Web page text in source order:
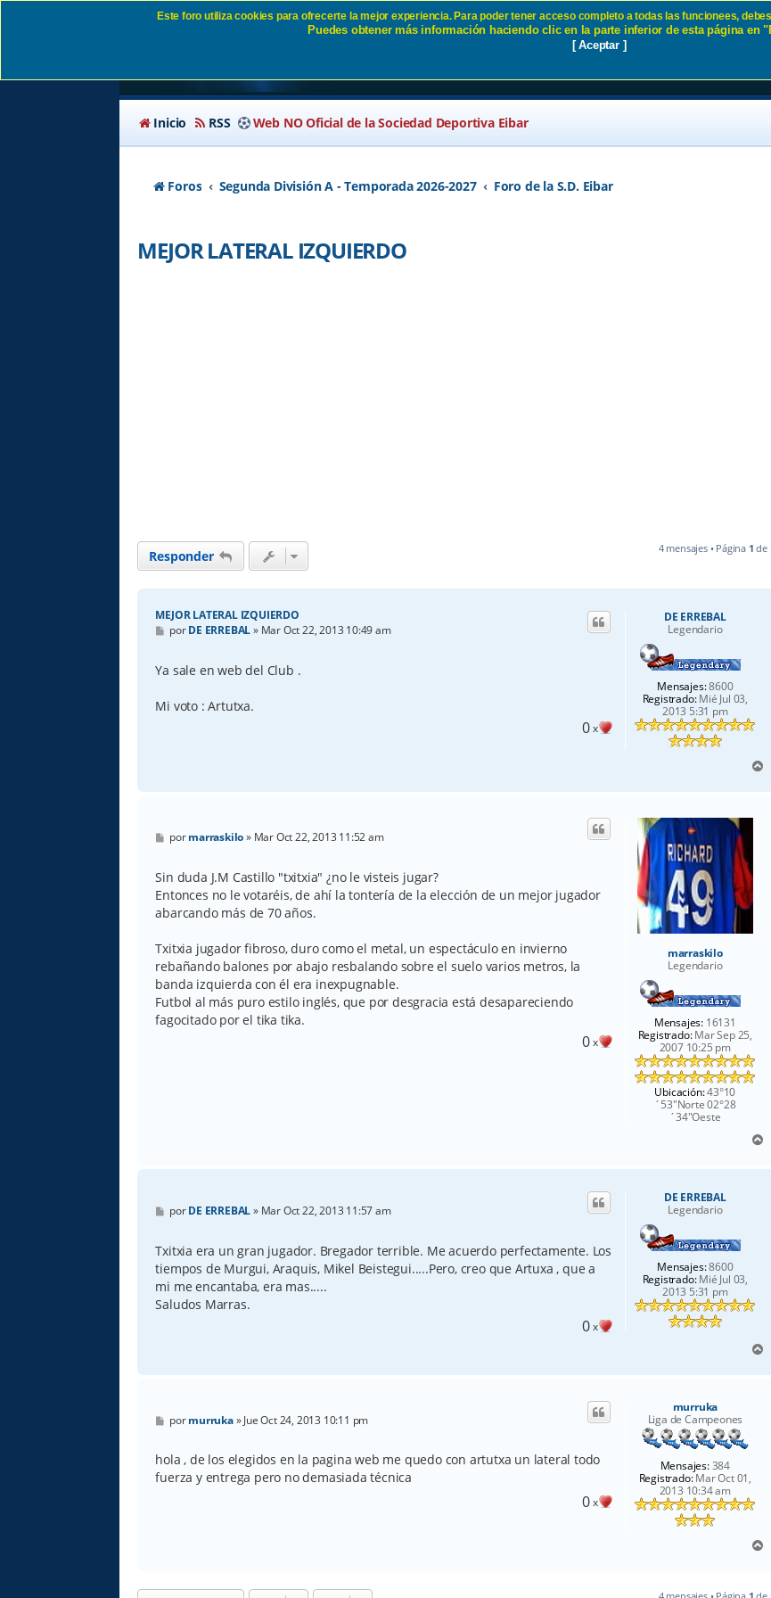
MEJOR LATERAL IZQUIERDO SD Eibar
Inicio RSS Web NO Oficial de la Sociedad Deportiva Eibar
Foros Segunda División A - Temporada 2026-2027 Foro de la S.D. Eibar
MEJOR LATERAL IZQUIERDO
Responder 4 mensajes • Página 1 de
DE ERREBAL
Legendario
Mensajes:8600
Registrado:Mié Jul 03,
2013 5:31 pm
MEJOR LATERAL IZQUIERDO
M
e
s
a
e
porDE ERREBAL» Mar Oct 22, 2013 10:49 am
Ya sale en web del Club .
Mi voto : Artutxa.
0x
r
marraskilo
Legendario
Mensajes: 16131
Registrado:Mar Sep 25,
2007 10:25 pm
Ubicación:43°10
´53"Norte 02°28
´34"Oeste
M
e
s
a
j
e
pormarraskilo» Mar Oct 22, 2013 11:52 am
Sin duda J.M Castillo "txitxia" ¿no le visteis jugar?
Entonces no le votaréis, de ahí la tontería de la elección de un mejor jugador
abarcando más de 70 años.
Txitxia jugador fibroso, duro como el metal, un espectáculo en invierno
rebañando balones por abajo resbalando sobre el suelo varios metros, la
banda izquierda con él era inexpugnable.
Futbol al más puro estilo inglés, que por desgracia está desapareciendo
fagocitado por el tika tika.
0x
r
DE ERREBAL
Legendario
Mensajes:8600
Registrado:Mié Jul 03,
2013 5:31 pm
M
e
s
a
j
e
porDE ERREBAL» Mar Oct 22, 2013 11:57 am
Txitxia era un gran jugador. Bregador terrible. Me acuerdo perfectamente. Los
tiempos de Murgui, Araquis, Mikel Beistegui.....Pero, creo que Artuxa , que a
mi me encantaba, era mas.....
Saludos Marras.
0x
r
murruka
Liga de Campeones
Mensajes:384
Registrado:Mar Oct 01,
2013 10:34 am
M
e
s
a
j
pormurruka»Jue Oct 24, 2013 10:11 pm
hola , de los elegidos en la pagina web me quedo con artutxa un lateral todo
fuerza y entrega pero no demasiada técnica
0x
Este foro utiliza cookies para ofrecerte la mejor experiencia. Para poder tener acceso completo a todas las funcionees,
Puedes obtener más información haciendo clic en la parte inferior de esta página en
[ Aceptar ]